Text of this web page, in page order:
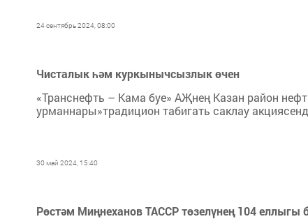
24 сентябрь 2024, 08:00
Чисталык һәм куркынычсызлык өчен
«Транснефть – Кама буе» АҖнең Казан район
урманнары»традицион табигать саклау
30 май 2024, 15:40
Рөстәм Миңнеханов ТАССР төзелүнең 104 еллыгы